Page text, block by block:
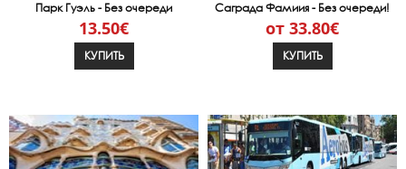
Парк Гуэль - Без очереди
13.50€
КУПИТЬ
Саграда Фамиия - Без очереди!
от 33.80€
КУПИТЬ